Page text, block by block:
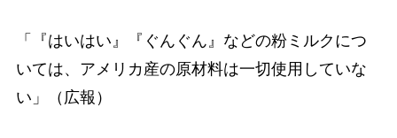
「『はいはい』『ぐんぐん』などの粉ミルクにつ
いては、アメリカ産の原材料は一切使用していな
い」（広報）